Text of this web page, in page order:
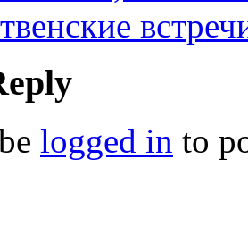
logged in to